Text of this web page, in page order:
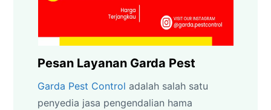
Pesan Layanan Garda Pest
Garda Pest Control adalah salah satu
penyedia jasa pengendalian hama